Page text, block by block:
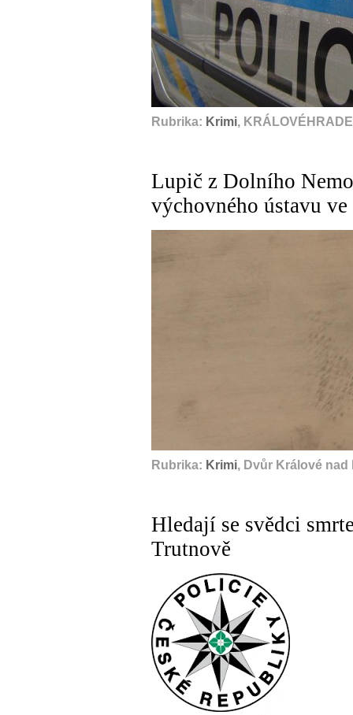
Rubrika: Krimi,
Lupič z Dolního
výchovného ústavu
Rubrika: Krimi, Dvůr Králové nad
Hledají se svědci
Trutnově